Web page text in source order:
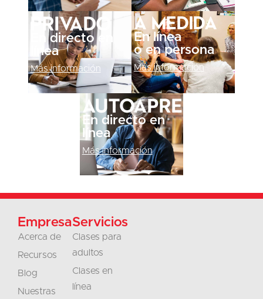
Privado
En directo en
línea
Más información
A medida
En línea
o en persona
Más información
Autoaprendizaje
En directo en
línea
Más información
Empresa
Acerca de
Recursos
Blog
Nuestras
Servicios
Clases para
adultos
Clases en
línea